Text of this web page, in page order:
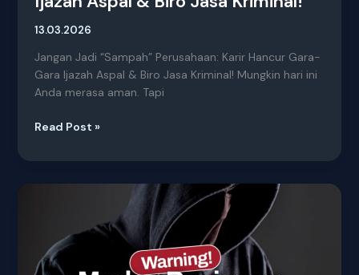
13.03.2026
Jangan Jadi “Sampah” Perusahaan: Karir Hancur Gara-
Gara Ijazah Aspal & Biro Jasa Kriminal! Mungkin hari ini
Anda merasa aman. Tapi
Read Post »